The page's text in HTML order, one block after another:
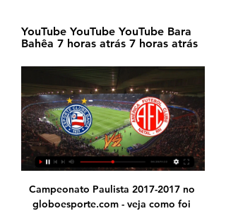
YouTube YouTube YouTube Bara
Bahêa 7 horas atrás 7 horas atrás
Campeonato Paulista 2017-2017 no globoesporte.com - veja como foi Ponte Preta x São Bernardo: escalação, informações sobre o jogo, fotos e muito mais

Na primeira partida sem o técnico Rui Vitória, o Benfica deu uma resposta ao seu torcedor. Jogando no Estádio da Luz, os Encarnados venceram o Rio Ave por 4 a 2, de virada. Os gols da partida foram anotados por Seferovic e João Félix, ambos duas vezes cada. Para a equipe visitante, Gabrielzinho

Ache endereço e telefone de Espaço Bem Viver em Barra da Tijuca atuante em Clínicas e Serviços de Estética, perto de Barra da Tijuca, Rio de Janeiro - RJ

Wiliete 2 - 1 Santa Rita: Ao vivo: 11:00: Progresso 0 - 1 Ferroviário do Huambo: Domingo, 27 Outubro 2019: Ao vivo: 10:00: Recreativo do Libolo 1 - 0 Interclube: Ao vivo: 12:30: 1º de Agosto 3 - 1 1º de Maio: Segunda, 28 Outubro 2019: Ao vivo: 10:00: Petro de Luanda 3 - 0 Onze Bravos: Sábado, 2 Novembro 2019: 10:00: 1º de Agosto x Petro de.

Barra da Tijuca. Avenida Embaixador Abelardo Bueno, 3500, Barra da Tijuca, Loja 128 Rio de Janeiro RJ 22775-040 como chegar. Bonsucesso. 1ª Habilitação A, B ou AB, Inclusão A ou B. a partir de. R$ 459,99. Cadastre-se grátis! Receba ofertas diárias da sua cidade.

Super Bahia Night - YouTube YouTube YouTube 2:01:30 YouTube Super Bahia 1 dia atrás 1 dia atrás

Bahia x América-RN hoje (15/02/2024), onde assistir ao vivo e há 4 horas — Onde assistir ao vivo Bahia x América-RN? O jogo que acontece hoje às 20h do dia 15/02/2024 terá transmissão pelos canais ESPN, Star+ e Nosso ...

Assistir Flamengo ao vivo nunca foi tão rápido e fácil, os melhores jogos do Flamengo é aqui no FuteMax.tv. Assistir Flamengo ao vivo nunca foi tão rápido e fácil, os melhores jogos do Flamengo é aqui no FuteMax.tv. Menu. Página incial;. Futemax - Futebol ao vivo em HD!.

Veja aqui a programação para o jogo do CORINTHIANS X AMÉRICA-MG no Campeonato Brasileiro 2018. Veja também: A história da camisa do Corinthians Saber onde encontrar a programação da transmissão de Jogo ao Vivo? É no Perspectiva Online. Veja também: Tabela, Classificação, Público e Renda – Campeonato Brasileiro de Futebol 2018.

FEIRA DO ROLO SANTO ANDRÉ, SÃO BERNARDO E SÃO CAETANO has 157.056 membros. LEIA AS REGRAS de como agir para que tenhamos um espaço limpo e harmonioso ! 1...

Espero um dia ver um Sporting forte não só desportivamente como também a nível de imagem, em que se dê privilégio ao respeito por todos e sobretudo ao aceitar que somos menores (no futebol) do que Porto e Benfica. É uma verdade e viver com ela não significa viver rebaixado. É ser realista.

Procurando o ☎ telefone do Carrefour? Encontre aqui as últimas ofertas, horários e telefone do Carrefour na Avenida Senador Vergueiro 2000, São Caetano do Sul.

Bahia x América-RN: onde assistir, horário, escalações há 8 horas — Como chegam Bahia e América-RN para esta partida pela 3ª rodada da Copa do Nordeste. Escalações, desfalques e destaques.

Antes do início da Liga masculina, a A BOLA TV assegurou igualmente, a 29 de setembro, a transmissão da final da Taça Vítor Hugo, em femininos. Jogos a transmitir: 1.ª jornada Galitos do Barreiro - FC Porto 5 de outubro 2.ª jornada Barreirense - Benfica 12 de outubro 3.ª jornada Ovarense - Sporting 19 de outubro

como chegar ao festival do chocolate em ribeirÃo pires? LOCALIZAÇÃO O Complexo Ayrton Senna onde acontecerá o Festival do Chocolate, fica localizado na Avenida Prefeito Valdírio Prisco, 193, no Jardim Itacolomy, próximo à Prefeitura Municipal, Hospital e Maternidade São Lucas e …

Por outro lado, está mais do que confirmada a transmissão de jogos no Premiere Futebol Clube, sistema de transmissão das Organizações Globo na TV Fechada, com compra de pacotes de jogos. A princípio, os clubes não receberão verbas pela transmissão dos …

Nesta quarta-feira, o Flamengo foi até Recife e venceu o Sport por 2 a 1, na Arena Pernambuco, em duelo válido pela 10ª rodada do Campeonato Brasileiro Sub-20. Com o resultado, o time comandado por Maurício Souza se manteve na liderança. Os …

Flamengo e Athletico paranaense se enfrentam pela rodada de volta das quartas de final da Copa do Brasil hoje, quarta, 17 de julho (17/07), a partir das 21 horas e 30 minutos (de Brasília), no Maracanã, no Rio de Janeiro (RJ). O time carioca já tem escalação definida, assim como o clube do Paraná. A partida terá transmissão ao vivo.

Futebol no Brasil: Equipes, Estádios, Jogadores, Técnicos, Competições, Resultados, Estatísticas, Ranking, Confrontos, Jogos, Rodada, Fase, Campeonato Criciúma.

Encontre restaurantes em Barra Mansa pesquise onde almoçar em Barra Mansa ou jantar em Barra Mansa graças às. Estado do Rio de Janeiro Brasil. Ver todos os destinos Rio de Janeiro Fortaleza Brasília Bahia Salvador Nova York Londres Barcelona Paris Berlim Brasil Europa Asia América do Norte América do Sul África Oceania As últimas.

JOGO AO VIVO | BAHIA X AMÉRICA-RN - YouTube - YouTube YouTube YouTube YouTube ecb tv 2 horas atrás 2 horas atrás

Mapa, contato, endereço e telefone de MENSAGEM AO VIVO RIO DE JANEIRO especializado em Telemensagens - Artigos e Equipamentos em Rio de Janeiro, RJ - Rua Mem de Sá 2554477 Qual O Telefone ?. Rua Mem de Sá , 1 - Barra da Tijuca . Rio de Janeiro, RJ | 24000-000. Descrição. Mensagem ao vivo com lindo carro de som, iremos no dia e horário.

O Grêmio recebeu o Sport, de Recife, em Porto Alegre e goleou por 5 a 0. Com o resultado, os gaúchos chegaram aos 43 pontos na tabela, sete a menos que o líder Corinthians. Grêmio bate o Sport e diminui diferença para o Corinthians - Record TV - R7 Jornal da Record

Este ano, a Semana da Criança e do Ambiente, que decorre entre os dias 4 e 7 de junho no Jardim Pescador Olhanense, terá como tema “Conhecer o Passado para Preservar o Futuro” e junta mais de três mil crianças que frequentam os ensinos público e privado do concelho.

Galeria de imagens. Ser um espaço coletivo de reflexão sobre temáticas relacionadas à produção, consumo e abastecimento de alimentos é o objetivo do II Workshop sobre Estratégias Alimentares e de Abastecimento (II WEAA), que acontece entre hoje e amanhã no Centro Cultural da UFRGS.

Compre online sua passagem de ônibus de Cuiabá (Rodoviária de Cuiabá) para Criciúma na ClickBus Compare preços e horários Rápido, fácil e seguro

Radio METEOR , Eslovénia - ouça rádio online de alta qualidade gratuitamente no OnlineRadioBox.com ou em seu smartphone. Radio METEOR ao Vivo - Maribor, Eslovénia | Online Radio Box Este site usa cookies .

QUARTAS DE FINAL IDA 23/03 Santos 2x0 Red Bull Novorizontino 1x1 Palmeiras 24/03 São Paulo 2x1 Ituano Ferroviária 1x1 Corinthians VOLTA 26/03 Red Bull 0x0 Santos Palmeiras 5x0 Novorizontino 27/03 Corinthians x Ferroviária Ituano x São Paulo SEMIFINAL IDA 03/04 1 - 4ª melhor campanha x Palmeiras 2  …

O voo foi realizado durante o jogo Brasil x Sérvia no dia 27/06 - Copa do Mundo. O trecho foi comercializado por 6 reais. Todos os passageiros ganharam camisas da seleção brasileira e assistiram à partida por meio de seus dispositivos móveis conectados à rede WI-FI da aeronave.

Watch Live Stream Online Cuiabá - Vitória (12.10.19). Live Stream Futebol îíëàéí. Cuiaba - Vitoria Live.. Está opção permanecerá active até 1 hora após o fim da transmissão. Problemas a assistir a transmissões em directo??. América Mineiro 31.

Globo não passa filme para transmitir Barcelona x Paris Saint-Germain ao vivo nesta quarta-feira. Por conta da transmissão ao vivo deste jogo clássico pela Liga dos Campeões da Europa,. Esse site utiliza cookies. Ao continuar a usar este site, você concorda com seu uso.

Acompanhe Fortaleza x Internacional ao vivo pela 15ª Rodada do Brasileirão Série A 2019 com a melhor narração e transmissão ao vivo do YouTube. sao paulo x chape ao vivo,sao paulo x chape,sao paulo ao vivo,chapecoense ao vivo,brasileirao ao. B 08/07/2019 – Futebol Ao Vivo São Bento x Sport Recife.

Fernando Amaral FC. Se vencer, o Treze ultrapassa o ABC, chega aos 15 pontos,. - Graças especialmente à entrada do DAZN na transmissão de eventos esportivos em 2018, uma pergunta comum que venho recebendo em palestras, apresentações.

IMÓVEIS À VENDA ALGARVE Bem Vindo a Espaços Algarve. Aqui poderá encontrar casas, apartamentos, vivendas, terrenos, quintas, herdades, lojas para vender no Algarve, assim como o contacto de algumas das principais mediadoras imobiliárias Algarve que o poderão auxiliar na …

O atacante Eduardo estreou no Treze (PB) com gol, no jogo de ontem com o Santa Cruz (PE), pela primeira rodada da Série C do Campeonato Brasileiro de 2019. A partida terminou empatada em 2 a 2. Em seu primeiro jogo depois do título do Campeonato Piauiense com o …

Acompanhe Cuiabá x Ponte Preta ao vivo pela 6ª Rodada do Brasileirão Série B 2019 com a melhor narração e transmissão ao vivo do YouTube inteiramente grátis. Só aqui você pode assistir ao jogo do Cuiabá ao vivo e do Ponte Preta ao vivo com a melhor equipe do rádio brasileiro.

BAHIA X AMÉRICA RN | COPA DO NORDESTE - AO VIVO YouTube YouTube YouTube RW Esportes 360 2 dias atrás 2 dias atrás

Bahia x América-RN: estatísticas e informações para há 13 horas — Bahia x América-RN: estatísticas e informações para apostar no jogo pela Copa do Nordeste. 14 de fevereiro de 2024. por Resenha de Apostas. icone de relogio.

jogos Esporte Clube Bahia ao vivo, tabela, resultados ... vivo. Siga os placares ao vivo para Bahia e outros resultados de futebol agora em Flashscore.com.br! Próximas partidas: 16.02. Bahia x América-RN, 18.02.

Jogos América de Natal ao vivo, tabela, resultados, Bahia há 12 horas — https://omapi.sporttube.com/image_upload/2024/02/. Bahia x América-RN: saiba onde assistir ao jogo do Copa do Nordeste agora em Flashscore.com.br! Próximas ...

TRANSMISSÃO AO VIVO | BAHIA X AMÉRICA-RN - YouTube YouTube YouTube YouTube Wendel, Meus Amigos! 2 horas atrás 2 horas atrás

“O Benfica não alimenta polémicas, não tem dívidas a ex-jogadores e treinadores, não vive sob intervenção financeira da UEFA, não está traumatizado pel